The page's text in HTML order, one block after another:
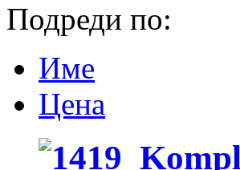
Подреди по:
Име
Цена